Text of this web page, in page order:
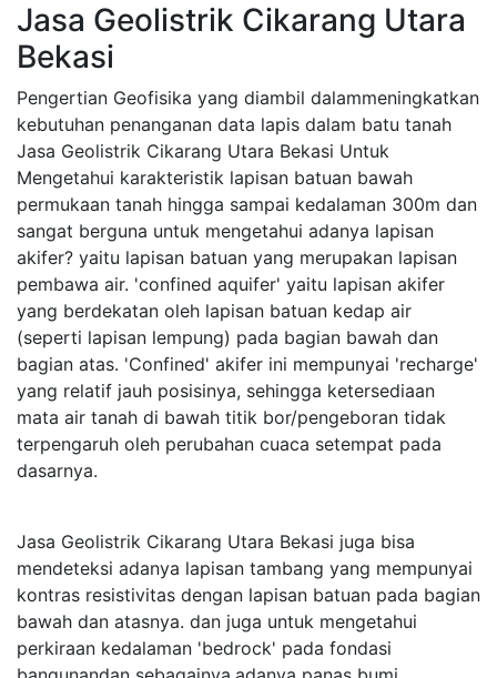
Jasa Geolistrik Cikarang Utara
Bekasi
Pengertian Geofisika yang diambil dalammeningkatkan
kebutuhan penanganan data lapis dalam batu tanah
Jasa Geolistrik Cikarang Utara Bekasi Untuk
Mengetahui karakteristik lapisan batuan bawah
permukaan tanah hingga sampai kedalaman 300m dan
sangat berguna untuk mengetahui adanya lapisan
akifer? yaitu lapisan batuan yang merupakan lapisan
pembawa air. 'confined aquifer' yaitu lapisan akifer
yang berdekatan oleh lapisan batuan kedap air
(seperti lapisan lempung) pada bagian bawah dan
bagian atas. 'Confined' akifer ini mempunyai 'recharge'
yang relatif jauh posisinya, sehingga ketersediaan
mata air tanah di bawah titik bor/pengeboran tidak
terpengaruh oleh perubahan cuaca setempat pada
dasarnya.
Jasa Geolistrik Cikarang Utara Bekasi juga bisa
mendeteksi adanya lapisan tambang yang mempunyai
kontras resistivitas dengan lapisan batuan pada bagian
bawah dan atasnya. dan juga untuk mengetahui
perkiraan kedalaman 'bedrock' pada fondasi